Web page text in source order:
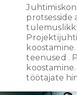
protsesside
teenused .
töötajate